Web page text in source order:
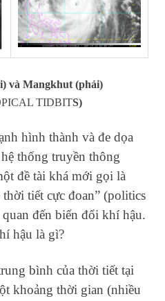
và Mangkhut (phải)
TIDBITS)
hình thành và đe dọa
thống truyền thông
đề tài khá mới gọi là
tiết cực đoan” (politics
đến biến đổi khí hậu.
hậu là gì?
bình của thời tiết tại
khoảng thời gian (nhiều